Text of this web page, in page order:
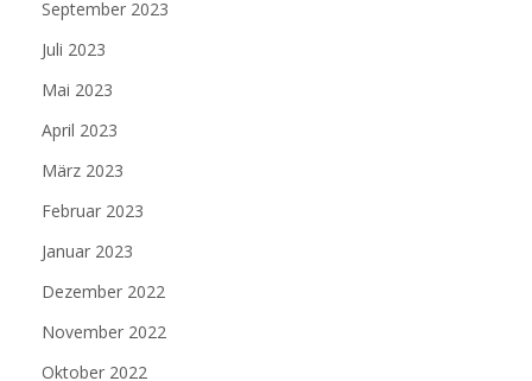
September 2023
Juli 2023
Mai 2023
April 2023
März 2023
Februar 2023
Januar 2023
Dezember 2022
November 2022
Oktober 2022